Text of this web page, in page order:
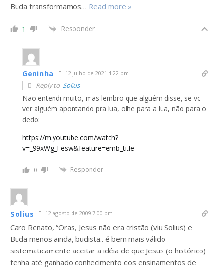
Buda transformamos… Read more »
1 Responder
Geninha 12 julho de 2021 4:22 pm
Reply to Solius
Não entendi muito, mas lembro que alguém disse, se vc
ver alguém apontando pra lua, olhe para a lua, não para o
dedo:
https://m.youtube.com/watch?
v=_99xWg_Fesw&feature=emb_title
0 Responder
Solius 12 agosto de 2009 7:00 pm
Caro Renato, “Oras, Jesus não era cristão (viu Solius) e
Buda menos ainda, budista.. é bem mais válido
sistematicamente aceitar a idéia de que Jesus (o histórico)
tenha até ganhado conhecimento dos ensinamentos de